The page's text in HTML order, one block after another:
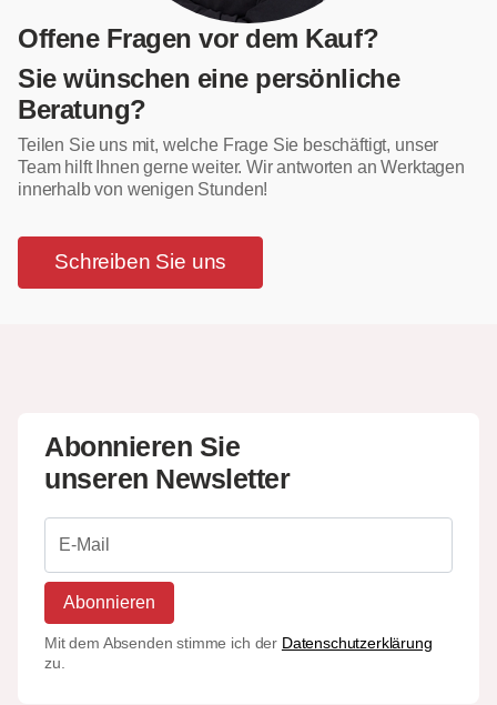
Offene Fragen vor dem Kauf?
Sie wünschen eine persönliche
Beratung?
Teilen Sie uns mit, welche Frage Sie beschäftigt, unser
Team hilft Ihnen gerne weiter. Wir antworten an Werktagen
innerhalb von wenigen Stunden!
Schreiben Sie uns
Abonnieren Sie
unseren Newsletter
Abonnieren
Mit dem Absenden stimme ich der Datenschutzerklärung
zu.